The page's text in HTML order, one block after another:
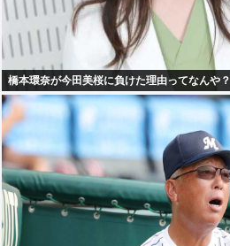
橋本環奈が今田美桜に負けた理由ってなんや？